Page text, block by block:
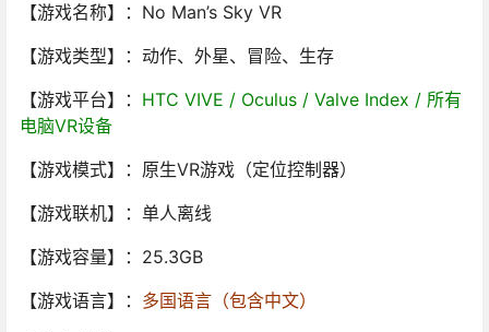
【游戏名称】：No Man’s Sky VR
【游戏类型】：动作、外星、冒险、生存
【游戏平台】： HTC VIVE / Oculus / Valve Index / 所有
电脑VR设备
【游戏模式】：原生VR游戏（定位控制器）
【游戏联机】：单人离线
【游戏容量】：25.3GB
【游戏语言】： 多国语言（包含中文）